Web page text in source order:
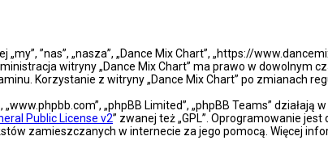
„my”, ”nas”, „nasza”, „Dance Mix Chart”, „https://
witryny „Dance Mix Chart” ma prawo w
Korzystanie z witryny „Dance Mix Chart” po zmianach
„www.phpbb.com”, „phpBB Limited”, „phpBB Teams”
Public License v2” zwanej też „GPL”. Oprogramowanie
zamieszczanych w internecie za jego pomocą. Więcej